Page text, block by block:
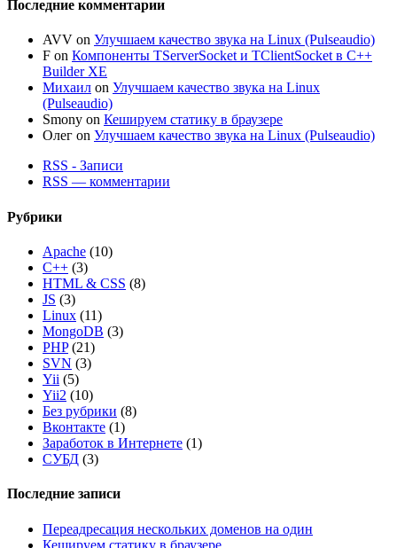
Последние комментарии
AVV on Улучшаем качество звука на Linux (Pulseaudio)
F on Компоненты TServerSocket и TClientSocket в C++
Builder XE
Михаил on Улучшаем качество звука на Linux
(Pulseaudio)
Smony on Кешируем статику в браузере
Олег on Улучшаем качество звука на Linux (Pulseaudio)
RSS - Записи
RSS — комментарии
Рубрики
Apache (10)
C++ (3)
HTML & CSS (8)
JS (3)
Linux (11)
MongoDB (3)
PHP(21)
SVN (3)
Yii (5)
Yii2 (10)
Без рубрики (8)
Вконтакте (1)
Заработок в Интернете (1)
СУБД (3)
Последние записи
Переадресация нескольких доменов на один
Кешируем статику в браузере